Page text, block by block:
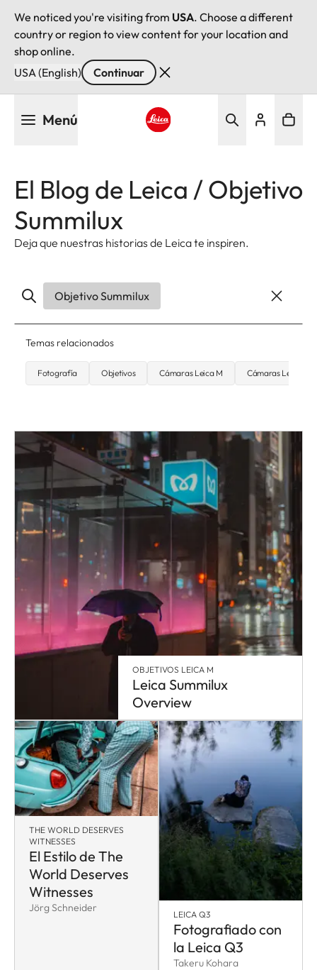
We noticed you're visiting from USA. Choose a different
country or region to view content for your location and
shop online.
USA (English)
Continuar
Menú
El Blog de Leica / Objetivo
Summilux
Deja que nuestras historias de Leica te inspiren.
Objetivo Summilux
Temas relacionados
Fotografía Objetivos Cámaras Leica M Cámaras Leica Q
OBJETIVOS LEICA M
Leica Summilux
Overview
THE WORLD DESERVES
WITNESSES
El Estilo de The
World Deserves
Witnesses
Jörg Schneider LEICA Q3
Fotografiado con
la Leica Q3
Takeru Kohara